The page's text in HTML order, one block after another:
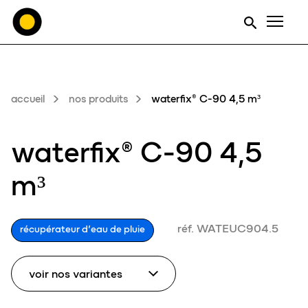
accueil nos produits waterfix® C-90 4,5 m³
waterfix® C-90 4,5
m³
récupérateur d’eau de pluie réf. WATEUC904.5